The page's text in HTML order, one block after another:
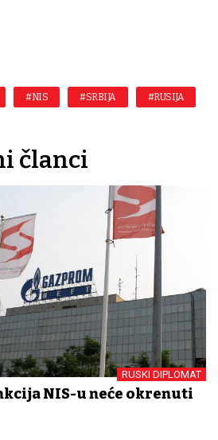
#NIS #SRBIJA #RUSIJA
članci
RUSKI DIPLOMAT
NIS-u neće okrenuti